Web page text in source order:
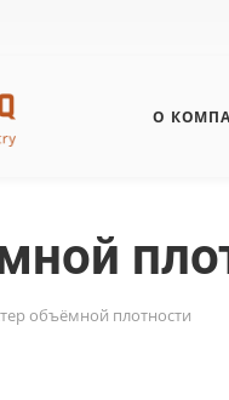
О
объёмной плотности